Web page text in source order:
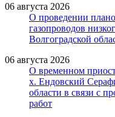
06 августа 2026
О проведении
газопроводов
Волгоградской
06 августа 2026
О временном
х. Ендовский
области в связи с
работ